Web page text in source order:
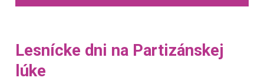
Lesnícke dni na Partizánskej
lúke